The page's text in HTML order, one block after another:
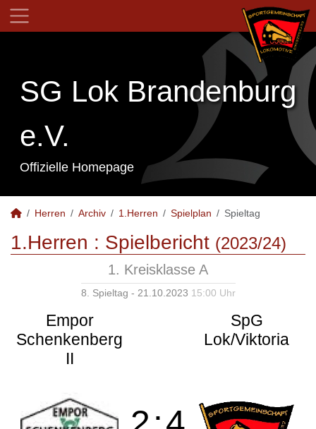
SG Lok Brandenburg
e.V.
Offizielle Homepage
Herren Archiv 1.Herren Spielplan Spieltag
1.Herren : Spielbericht (2023/24)
1. Kreisklasse A
8. Spieltag - 21.10.2023 15:00 Uhr
Empor
Schenkenberg
II
SpG
Lok/Viktoria